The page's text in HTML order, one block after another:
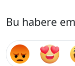
Bu habere